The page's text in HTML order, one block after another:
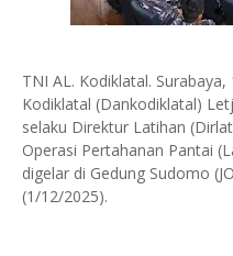
TNI AL. Kodiklatal.
Kodiklatal (Dankodiklatal)
selaku Direktur Latihan
Operasi Pertahanan Pantai
digelar di Gedung Sudomo
(1/12/2025).